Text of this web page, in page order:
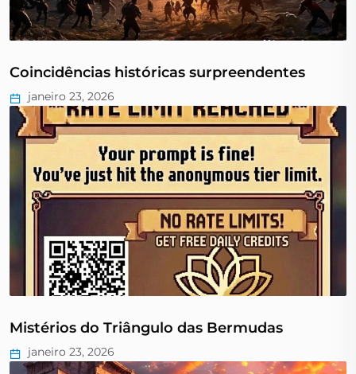
Coincidências históricas surpreendentes
janeiro 23, 2026
Mistérios do Triângulo das Bermudas
janeiro 23, 2026